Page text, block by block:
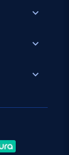
expand_more
expand_more
expand_more